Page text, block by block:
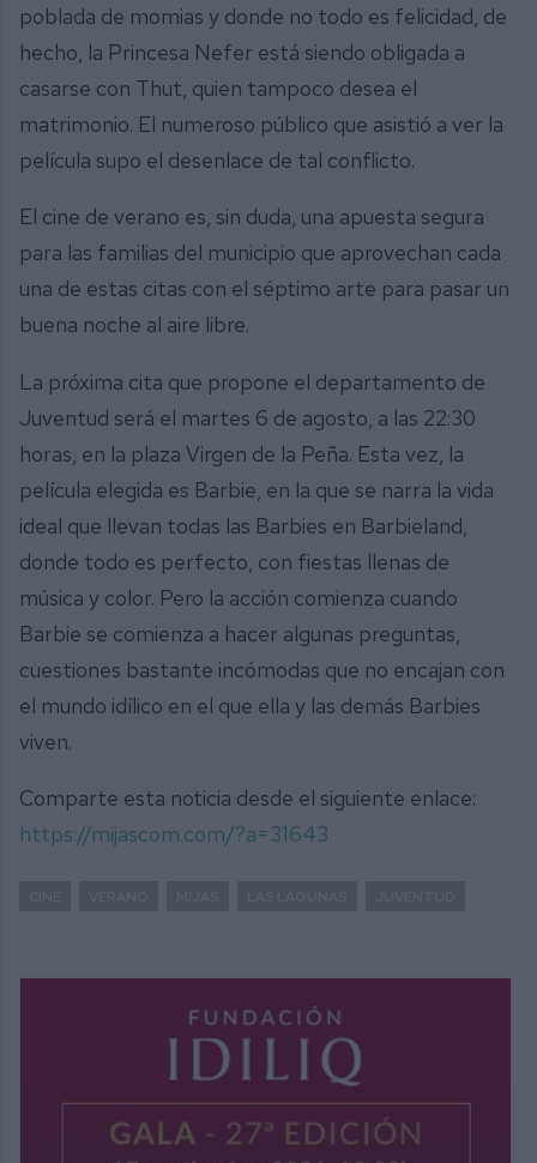
poblada de momias y donde no todo es felicidad, de
hecho, la Princesa Nefer está siendo obligada a
casarse con Thut, quien tampoco desea el
matrimonio. El numeroso público que asistió a ver la
película supo el desenlace de tal conflicto.
El cine de verano es, sin duda, una apuesta segura
para las familias del municipio que aprovechan cada
una de estas citas con el séptimo arte para pasar un
buena noche al aire libre.
La próxima cita que propone el departamento de
Juventud será el martes 6 de agosto, a las 22:30
horas, en la plaza Virgen de la Peña. Esta vez, la
película elegida es Barbie, en la que se narra la vida
ideal que llevan todas las Barbies en Barbieland,
donde todo es perfecto, con fiestas llenas de
música y color. Pero la acción comienza cuando
Barbie se comienza a hacer algunas preguntas,
cuestiones bastante incómodas que no encajan con
el mundo idílico en el que ella y las demás Barbies
viven.
Comparte esta noticia desde el siguiente enlace:
https://mijascom.com/?a=31643